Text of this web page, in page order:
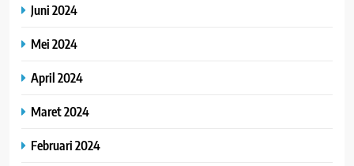
Juni 2024
Mei 2024
April 2024
Maret 2024
Februari 2024